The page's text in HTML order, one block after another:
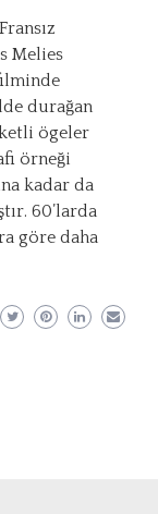
Melies
durağan
ögeler
örneği
kadar da
60’larda
göre daha